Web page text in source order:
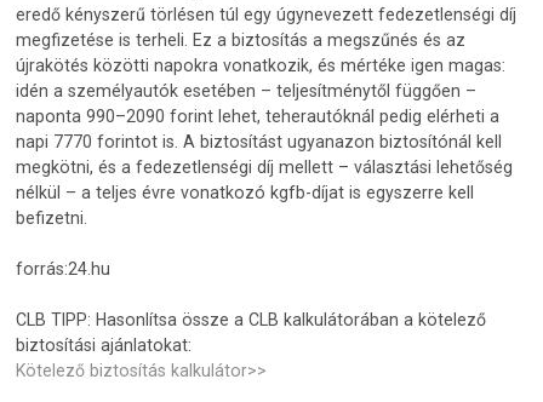
eredő kényszerű törlésen túl egy úgynevezett fedezetlenségi díj
megfizetése is terheli. Ez a biztosítás a megszűnés és az
újrakötés közötti napokra vonatkozik, és mértéke igen magas:
idén a személyautók esetében – teljesítménytől függően –
naponta 990–2090 forint lehet, teherautóknál pedig elérheti a
napi 7770 forintot is. A biztosítást ugyanazon biztosítónál kell
megkötni, és a fedezetlenségi díj mellett – választási lehetőség
nélkül – a teljes évre vonatkozó kgfb-díjat is egyszerre kell
befizetni.
forrás:24.hu
CLB TIPP: Hasonlítsa össze a CLB kalkulátorában a kötelező
biztosítási ajánlatokat:
Kötelező biztosítás kalkulátor>>